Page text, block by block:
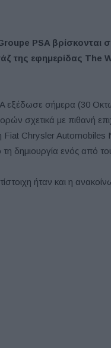
PSA βρίσκονται
της εφημερίδας The
εξέδωσε σήμερα (30
σχετικά με πιθανή
Chrysler Automobiles
δημιουργία ενός από
ήταν και η